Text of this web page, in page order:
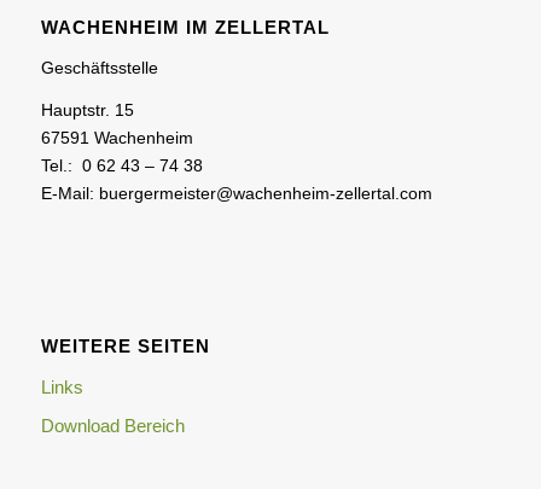
WACHENHEIM IM ZELLERTAL
Geschäftsstelle
Hauptstr. 15
67591 Wachenheim
Tel.: 0 62 43 – 74 38
E-Mail: buergermeister@wachenheim-zellertal.com
WEITERE SEITEN
Links
Download Bereich